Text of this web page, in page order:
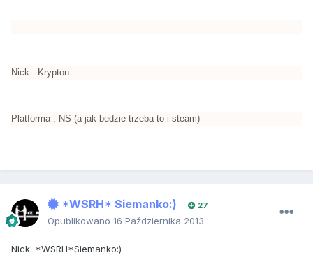
Nick : Krypton
Platforma : NS (a jak bedzie trzeba to i steam)
*WSRH* Siemanko:) 27
Opublikowano 16 Października 2013
Nick: *WSRH*Siemanko:)